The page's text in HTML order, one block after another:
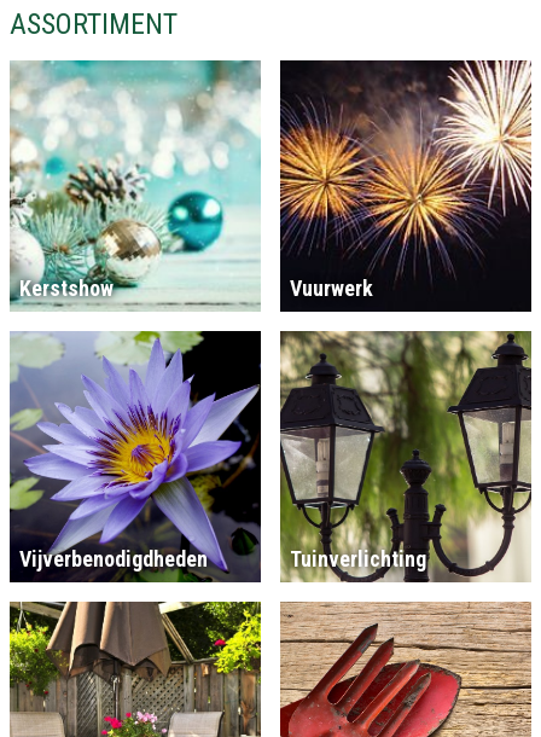
ASSORTIMENT
Kerstshow Vuurwerk
Vijverbenodigdheden Tuinverlichting